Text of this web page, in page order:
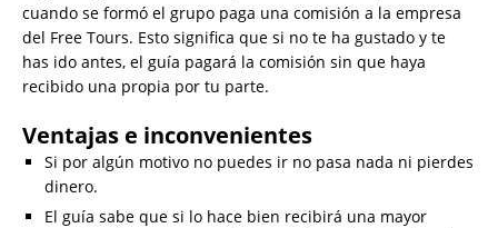
cuando se formó el grupo paga una comisión a la empresa
del Free Tours. Esto significa que si no te ha gustado y te
has ido antes, el guía pagará la comisión sin que haya
recibido una propia por tu parte.
Ventajas e inconvenientes
Si por algún motivo no puedes ir no pasa nada ni pierdes
dinero.
El guía sabe que si lo hace bien recibirá una mayor